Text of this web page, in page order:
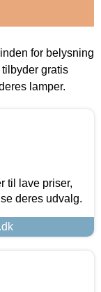
for belysning
gratis
lamper.
til lave priser,
deres udvalg.